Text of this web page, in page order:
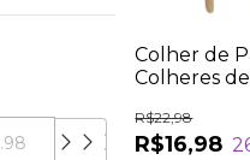
Colher de
Colheres
Tamanhos
R$16,98
R$22,98